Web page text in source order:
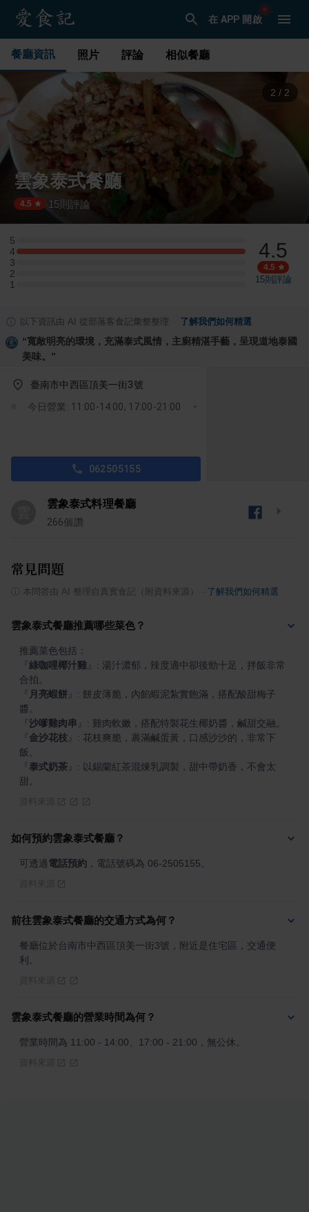
在 APP 開啟
餐廳資訊 照片 評論 相似餐廳
1 / 2
雲象泰式餐廳
4.5 15則評論
5
5 星：0 則評論
4
4 星：2 則評論
3
3 星：0 則評論
2
2 星：0 則評論
1
1 星：0 則評論
4.5
4.5
15則評論
以下資訊由 AI 從部落客食記彙整整理 了解我們如何精選
“寬敞明亮的環境，充滿泰式風情，主廚精湛手藝，呈現道地泰國
美味。 ”
臺南市中西區頂美一街3號
今日營業: 11:00-14:00, 17:00-21:00
062505155
雲象泰式料理餐廳
266個讚
常見問題
本問答由 AI 整理自真實食記（附資料來源） 了解我們如何精選
雲象泰式餐廳推薦哪些菜色？
綠咖哩椰汁雞
: 湯汁濃郁，辣度適中卻後勁十足，拌飯非常
月亮蝦餅
: 餅皮薄脆，內餡蝦泥紮實飽滿，搭配酸甜梅子
沙嗲雞肉串
金沙花枝
: 花枝爽脆，裹滿鹹蛋黃，口感沙沙的，非常下
泰式奶茶
: 以錫蘭紅茶混煉乳調製，甜中帶奶香，不會太
甜。
如何預約雲象泰式餐廳？
可透過電話預約 ，電話號碼為 06-2505155。
前往雲象泰式餐廳的交通方式為何？
餐廳位於台南市中西區頂美一街3號，附近是住宅區，交通便
利。
雲象泰式餐廳的營業時間為何？
營業時間為 11:00 - 14:00、17:00 - 21:00，無公休。